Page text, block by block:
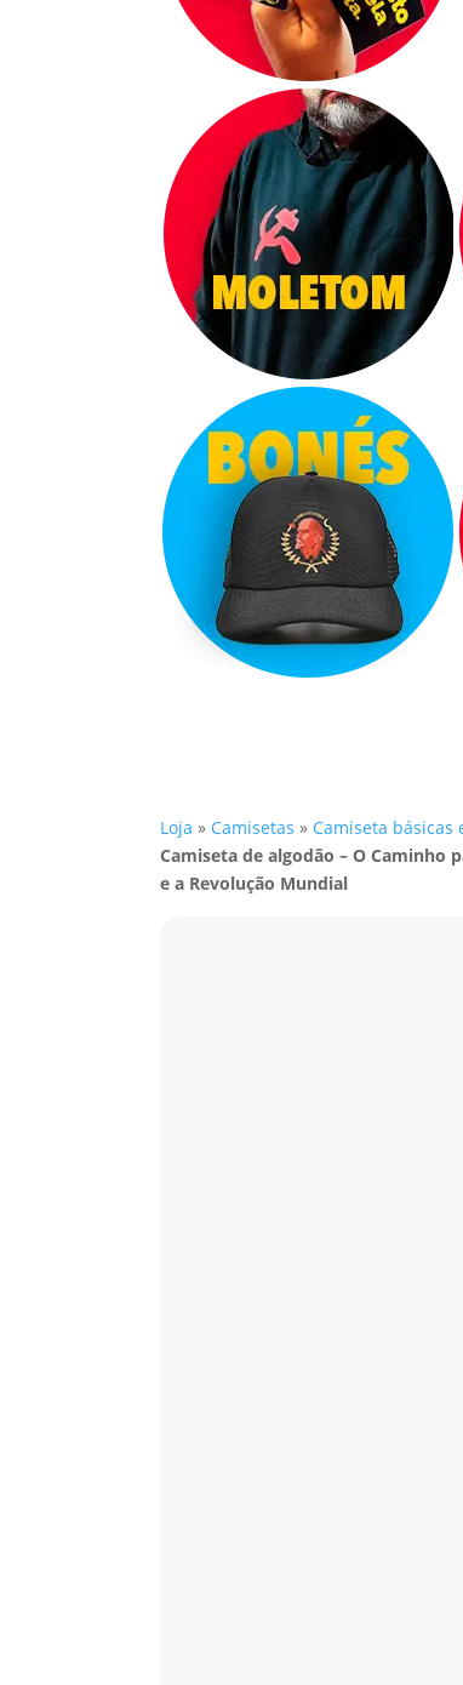
Loja » Camisetas » Camiseta básicas
Camiseta de algodão – O Caminho
e a Revolução Mundial